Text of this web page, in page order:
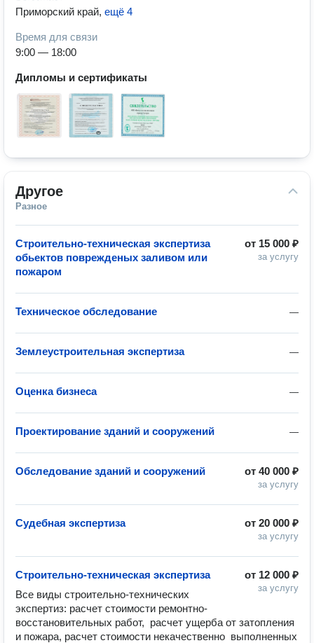
Приморский край, ещё 4
Время для связи
9:00 — 18:00
Дипломы и сертификаты
Другое
Разное
от 15 000 ₽
за услугу
Строительно-техническая экспертиза
обьектов поврежденых заливом или
пожаром
—
Техническое обследование
—
Землеустроительная экспертиза
—
Оценка бизнеса
—
Проектирование зданий и сооружений
от 40 000 ₽
за услугу
Обследование зданий и сооружений
от 20 000 ₽
за услугу
Судебная экспертиза
от 12 000 ₽
за услугу
Строительно-техническая экспертиза
Все виды строительно-технических
экспертиз: расчет стоимости ремонтно-
восстановительных работ,  расчет ущерба от затопления
и пожара, расчет стоимости некачественно  выполненных